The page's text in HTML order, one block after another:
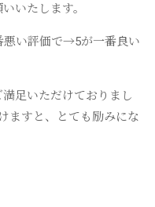
いたします。
悪い評価で→5が一番良い
足いただけておりまし
ますと、とても励みにな